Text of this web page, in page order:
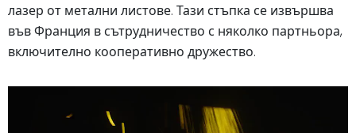
лазер от метални листове. Тази стъпка се извършва
във Франция в сътрудничество с няколко партньора,
включително кооперативно дружество.